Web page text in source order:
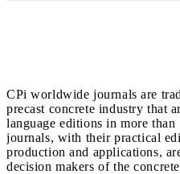
CPi worldwide journals are
precast concrete industry that
language editions in more
journals, with their practical
production and applications,
decision makers of the